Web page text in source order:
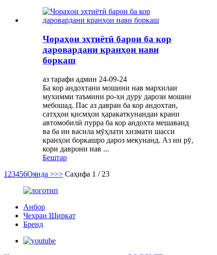
Чораҳои эҳтиётӣ барои ба кор
даровардани кранҳои нави
боркаш
аз тарафи админ 24-09-24
Ба кор андохтани мошини нав мархилаи
мухимми таъмини ро-хи дуру дарози мошин
мебошад. Пас аз давраи ба кор андохтан,
сатҳҳои қисмҳои ҳаракаткунандаи крани
автомобилӣ пурра ба кор андохта мешаванд
ва ба ин васила мӯҳлати хизмати шасси
кранҳои боркашро дароз мекунанд. Аз ин рӯ,
кори даврони нав ...
Бештар
1 23456Оянда >>> Саҳифа 1 / 23
Анбор
Чеҳраи Ширкат
Бренд